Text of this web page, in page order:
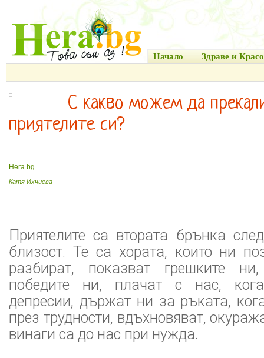
Начало Здраве и
С какво можем да
приятелите си?
Hera.bg
Катя Ихчиева
Приятелите са втората брънка
близост. Те са хората, които ни
разбират, показват грешките
победите ни, плачат с нас,
депресии, държат ни за ръката,
през трудности, вдъхновяват,
винаги са до нас при нужда.